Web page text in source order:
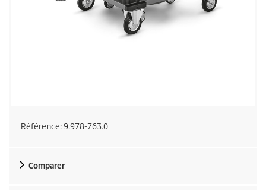
Référence:9.978-763.0
Comparer